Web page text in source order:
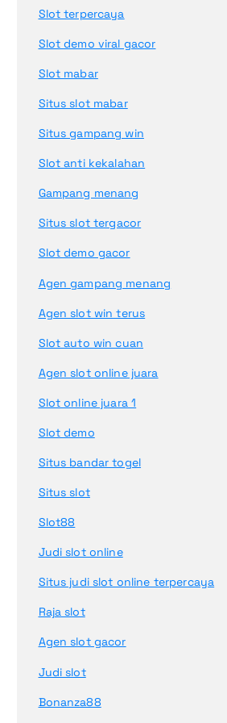
Slot terpercaya
Slot demo viral gacor
Slot mabar
Situs slot mabar
Situs gampang win
Slot anti kekalahan
Gampang menang
Situs slot tergacor
Slot demo gacor
Agen gampang menang
Agen slot win terus
Slot auto win cuan
Agen slot online juara
Slot online juara 1
Slot demo
Situs bandar togel
Situs slot
Slot88
Judi slot online
Situs judi slot online terpercaya
Raja slot
Agen slot gacor
Judi slot
Bonanza88